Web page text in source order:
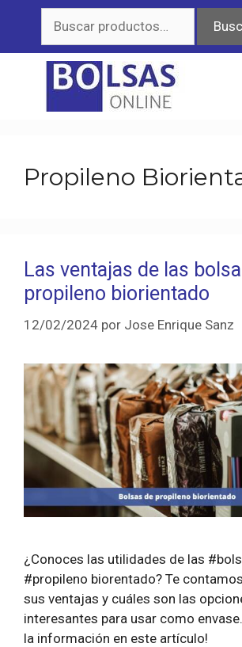
contenido
por:
Propileno
Las ventajas de las
propileno biorientado
12/02/2024 por Jose Enrique Sanz
¿Conoces las utilidades de las
#propileno biorentado? Te
sus ventajas y cuáles son las
interesantes para usar como
la información en este artículo!